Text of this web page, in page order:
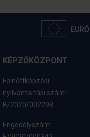
KÉPZŐKÖZPONT
Felnőttképzési
nyilvántartási szám:
B/2020/002298
Engedélyszám: